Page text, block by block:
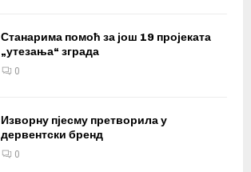
Станарима помоћ за још 19 пројеката
„утезања“ зграда
0
Изворну пјесму претворила у
дервентски бренд
0